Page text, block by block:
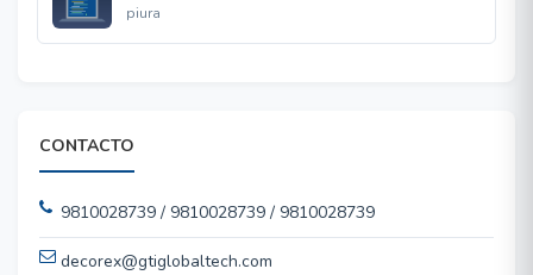
piura
CONTACTO
9810028739 / 9810028739 / 9810028739
decorex@gtiglobaltech.com